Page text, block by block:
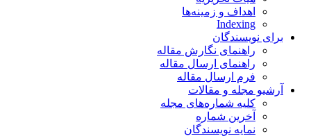
اهداف و زمینه‌ها
Indexing
برای نویسندگان
راهنمای نگارش مقاله
راهنمای ارسال مقاله
فرم ارسال مقاله
آرشیو مجله و مقالات
کلیه شماره‌های مجله
آخرین شماره
نمایه نویسندگان